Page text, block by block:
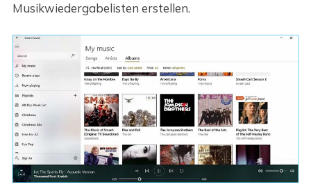
Musikwiedergabelisten erstellen.